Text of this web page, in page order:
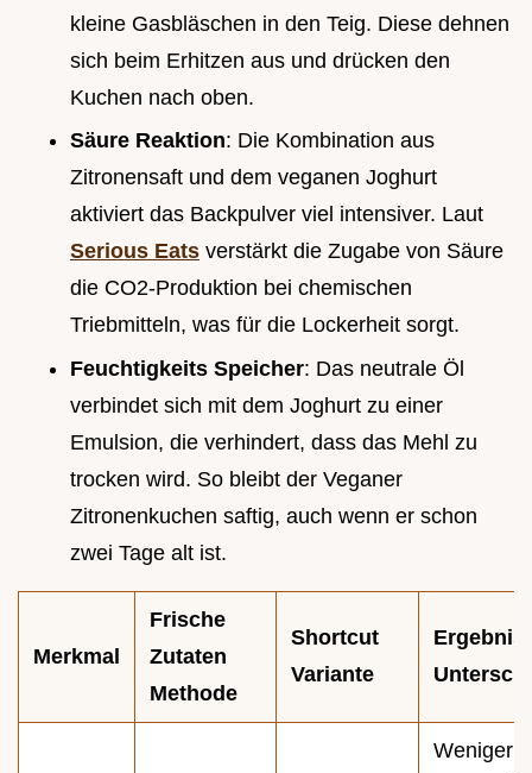
kleine Gasbläschen in den Teig. Diese dehnen
sich beim Erhitzen aus und drücken den
Kuchen nach oben.
Säure Reaktion: Die Kombination aus
Zitronensaft und dem veganen Joghurt
aktiviert das Backpulver viel intensiver. Laut
Serious Eats verstärkt die Zugabe von Säure
die CO2-Produktion bei chemischen
Triebmitteln, was für die Lockerheit sorgt.
Feuchtigkeits Speicher: Das neutrale Öl
verbindet sich mit dem Joghurt zu einer
Emulsion, die verhindert, dass das Mehl zu
trocken wird. So bleibt der Veganer
Zitronenkuchen saftig, auch wenn er schon
zwei Tage alt ist.
Merkmal
Frische
Zutaten
Methode
Shortcut
Variante
Ergebnis
Weniger